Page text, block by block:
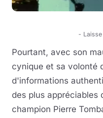
-
Pourtant, avec son
cynique et sa volonté
d'informations
des plus appréciables
champion Pierre